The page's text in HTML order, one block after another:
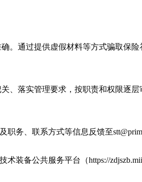
。通过提供虚假材料等方式骗取保险
、落实管理要求，按职责和权限逐层
务、联系方式等信息反馈至
装备公共服务平台（https://